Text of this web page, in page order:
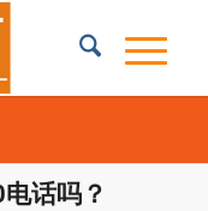
话吗？